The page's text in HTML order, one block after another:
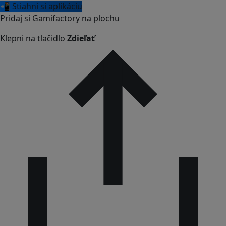
📲 Stiahni si aplikáciu
Pridaj si Gamifactory na plochu
Klepni na tlačidlo Zdieľať